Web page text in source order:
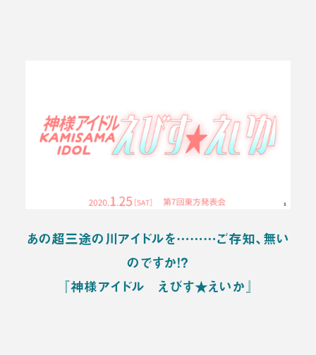
あの超三途の川アイドルを………ご存知、無い
のですか！？
『神様アイドル えびす★えいか』